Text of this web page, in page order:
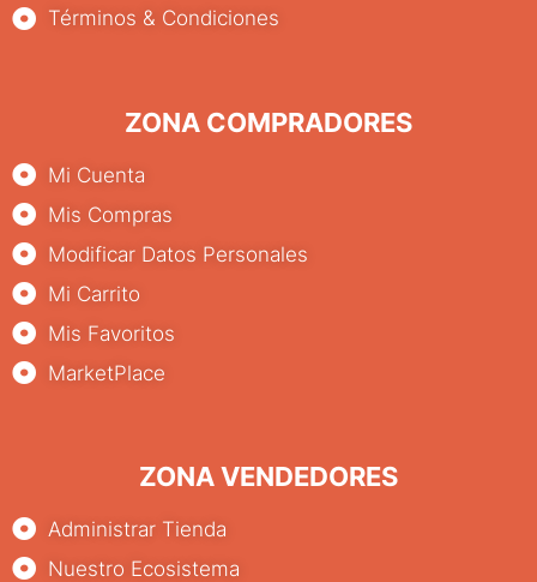
Términos & Condiciones
ZONA COMPRADORES
Mi Cuenta
Mis Compras
Modificar Datos Personales
Mi Carrito
Mis Favoritos
MarketPlace
ZONA VENDEDORES
Administrar Tienda
Nuestro Ecosistema